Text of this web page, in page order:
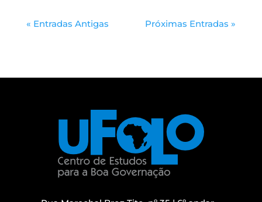
« Entradas Antigas Próximas Entradas »